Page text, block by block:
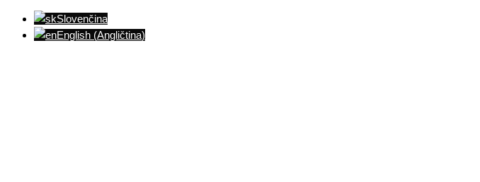
Slovenčina
English (Angličtina)